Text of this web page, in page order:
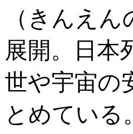
（きんえ
展開。日本
世や宇宙の
とめている。